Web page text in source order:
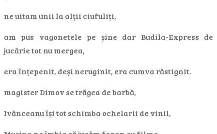
ne uitam unii la alții ciufuliți,
am pus vagonetele pe șine dar Budila-Express de
jucărie tot nu mergea,
era înțepenit, deși neruginit, era cumva răstignit.
magister Dimov se trăgea de barbă,
Ivănceanu își tot schimba ochelarii de vinil,